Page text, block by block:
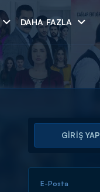
DAHA FAZLA
GİRİŞ YAP
E-Posta